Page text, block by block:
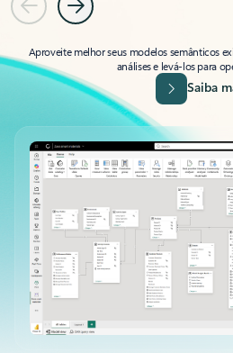
AnteriorAvançar
Aproveite melhor seus modelos semânticos
análises e levá-los para
Saiba